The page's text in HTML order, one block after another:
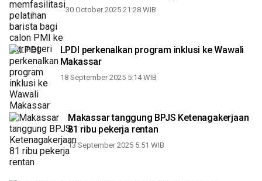
30 October 2025 21:28 WIB
LPDI perkenalkan program inklusi ke Wawali
Makassar
18 September 2025 5:14 WIB
Makassar tanggung BPJS Ketenagakerjaan
81 ribu pekerja rentan
13 September 2025 5:51 WIB